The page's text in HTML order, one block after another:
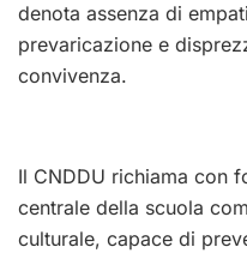
denota assenza di
prevaricazione e
convivenza.
Il CNDDU richiama con
centrale della scuola
culturale, capace di